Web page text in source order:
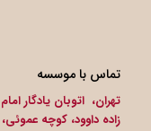
تماس با موسسه
تهران، اتوبان یادگار
زاده داوود، کوچه عموئی،